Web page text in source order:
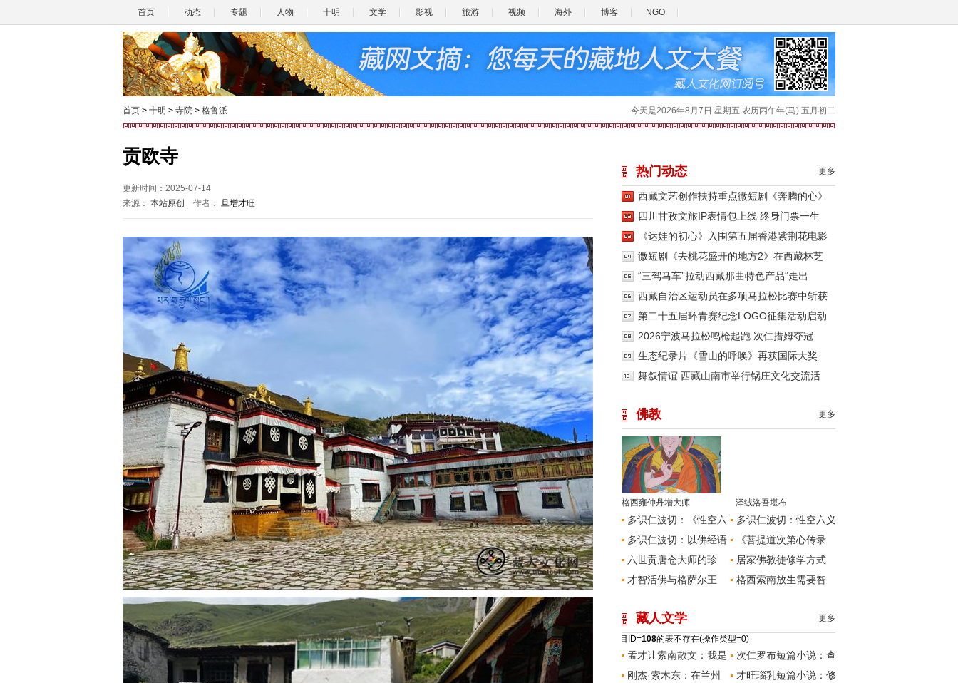
首页 动态 专题 人物 十明 文学 影视 旅游 视频 海外 博客 NGO
首页 > 十明 > 寺院 > 格鲁派 今天是2026年8月7日 星期五 农历丙午年(马) 五月初二
贡欧寺
更新时间：2025-07-14
来源： 本站原创 作者： 旦增才旺
热门动态 更多
西藏文艺创作扶持重点微短剧《奔腾的心》
四川甘孜文旅IP表情包上线 终身门票一生
《达娃的初心》入围第五届香港紫荆花电影
微短剧《去桃花盛开的地方2》在西藏林芝
“三驾马车”拉动西藏那曲特色产品“走出
西藏自治区运动员在多项马拉松比赛中斩获
第二十五届环青赛纪念LOGO征集活动启动
2026宁波马拉松鸣枪起跑 次仁措姆夺冠
生态纪录片《雪山的呼唤》再获国际大奖
舞叙情谊 西藏山南市举行锅庄文化交流活
佛教 更多
格西雍仲丹增大师 泽绒洛吾堪布
多识仁波切：《性空六
多识仁波切：性空六义
多识仁波切：以佛经语
《菩提道次第心传录
六世贡唐仓大师的珍
居家佛教徒修学方式
才智活佛与格萨尔王
格西索南放生需要智
藏人文学 更多
栏目ID=108的表不存在(操作类型=0)
孟才让索南散文：我是
次仁罗布短篇小说：查
刚杰·索木东：在兰州
才旺瑙乳短篇小说：修